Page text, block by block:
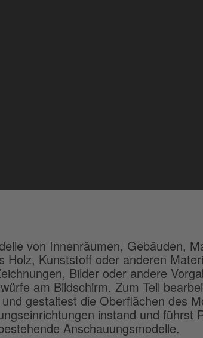
von Innenräumen, Gebäuden,
Holz, Kunststoff oder anderen
Bilder oder andere
am Bildschirm. Zum Teil
gestaltest die Oberflächen des
instand und führst
Anschauungsmodelle.